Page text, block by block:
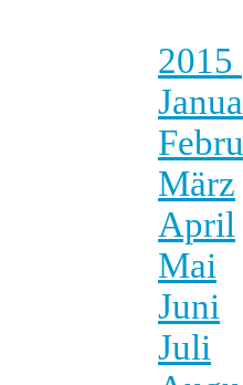
2015
März
April
Mai
Juni
Juli